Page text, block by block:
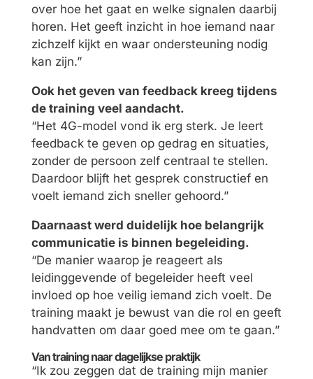
over hoe het gaat en welke signalen daarbij
horen. Het geeft inzicht in hoe iemand naar
zichzelf kijkt en waar ondersteuning nodig
kan zijn.”
Ook het geven van feedback kreeg tijdens
de training veel aandacht.
“Het 4G-model vond ik erg sterk. Je leert
feedback te geven op gedrag en situaties,
zonder de persoon zelf centraal te stellen.
Daardoor blijft het gesprek constructief en
voelt iemand zich sneller gehoord.”
Daarnaast werd duidelijk hoe belangrijk
communicatie is binnen begeleiding.
“De manier waarop je reageert als
leidinggevende of begeleider heeft veel
invloed op hoe veilig iemand zich voelt. De
training maakt je bewust van die rol en geeft
handvatten om daar goed mee om te gaan.”
Van training naar dagelijkse praktijk
“Ik zou zeggen dat de training mijn manier